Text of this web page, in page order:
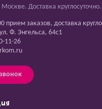
Доставка круглосуточно.
прием заказов, доставка
Ф. Энгельса, 64с1
11-26